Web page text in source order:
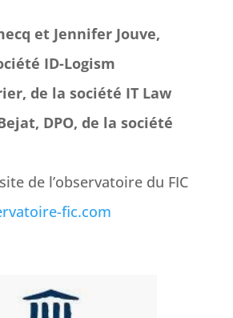
et Jennifer Jouve,
ID-Logism
de la société IT Law
DPO, de la société
de l’observatoire du FIC
fic.com